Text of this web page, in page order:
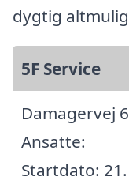
dygtig
5F Service
Damagervej
Ansatte:
Startdato: